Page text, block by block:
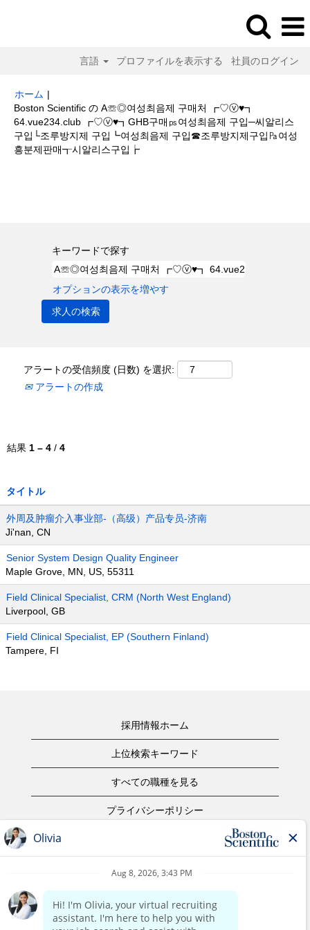
言語 プロファイルを表示する 社員のログイン
ホーム |
Boston Scientific の A☏◎여성최음제 구매처 ┏♡ⓥ♥┓
64.vue234.club ┏♡ⓥ♥┓GHB구매㎰여성최음제 구입─씨알리스
구입└조루방지제 구입┗여성최음제 구입☎조루방지제구입㎩여성
흥분제판매┱시알리스구입┢(現
キーワードで探す
オプションの表示を増やす
アラートの受信頻度 (日数) を選択:
アラートの作成
結果 1 – 4 / 4
タイトル
外周及肿瘤介入事业部-（高级）产品专员-济南
Ji'nan, CN
Senior System Design Quality Engineer
Maple Grove, MN, US, 55311
Field Clinical Specialist, CRM (North West England)
Liverpool, GB
Field Clinical Specialist, EP (Southern Finland)
Tampere, FI
採用情報ホーム
上位検索キーワード
すべての職種を見る
プライバシーポリシー
ボストン・サイエンティフィックウェブサイトホーム